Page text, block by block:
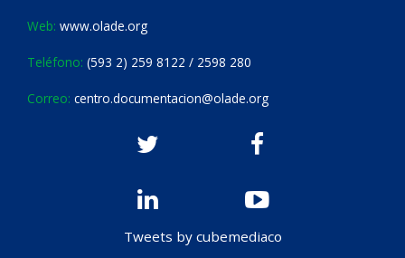
Web: www.olade.org
Teléfono: (593 2) 259 8122 / 2598 280
Correo: centro.documentacion@olade.org
Tweets by cubemediaco